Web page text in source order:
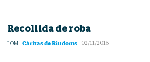
Recollida de roba
L'OM Càritas de Riudoms 02/11/2015